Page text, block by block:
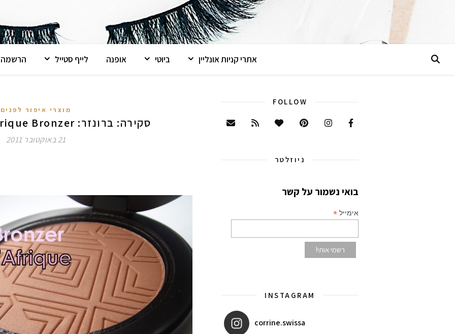
אתרי קניות אונליין ביוטי אופנה לייף סטייל הרשמה
מוצרי איפור לפנים
סקירה: ברונזר: YSL Soleil D'Afrique Bronzer
21 באוקטובר 2011
FOLLOW
ניוזלטר
בואי נשמור על קשר
אימייל *
INSTAGRAM
corrine.swissa